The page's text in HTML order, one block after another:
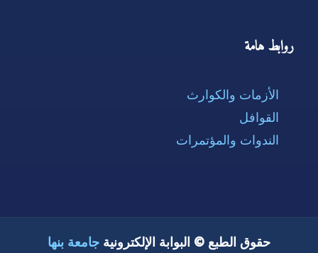
روابط هامة
الأزمات والكوارث
القوافل
الندوات والمؤتمرات
حقوق الطبع © البوابة الإلكترونية جامعة بنها